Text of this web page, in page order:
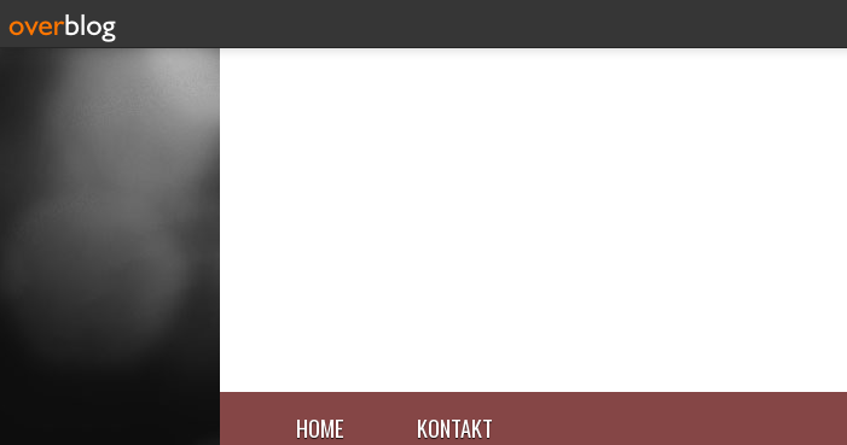
HOME KONTAKT